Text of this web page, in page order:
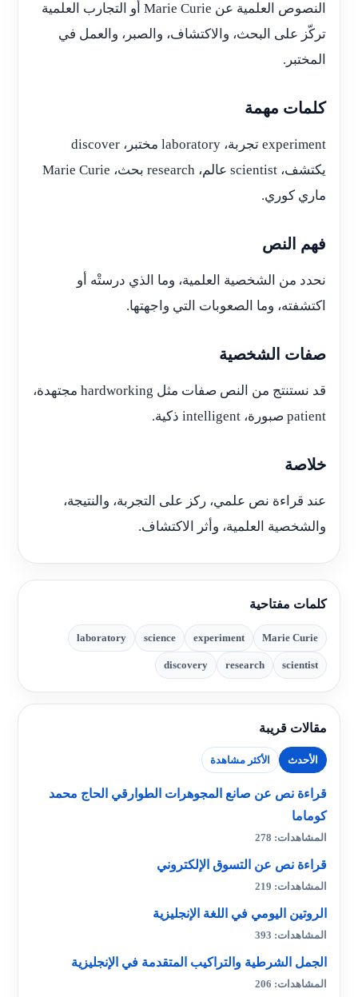
النصوص العلمية عن Marie Curie أو التجارب العلمية
تركّز على البحث، والاكتشاف، والصبر، والعمل في
المختبر.
كلمات مهمة
experiment تجربة، laboratory مختبر، discover
يكتشف، scientist عالم، research بحث، Marie Curie
ماري كوري.
فهم النص
نحدد من الشخصية العلمية، وما الذي درستْه أو
اكتشفته، وما الصعوبات التي واجهتها.
صفات الشخصية
قد نستنتج من النص صفات مثل hardworking مجتهدة،
patient صبورة، intelligent ذكية.
خلاصة
عند قراءة نص علمي، ركز على التجربة، والنتيجة،
والشخصية العلمية، وأثر الاكتشاف.
كلمات مفتاحية
Marie Curie
experiment
science
laboratory
scientist
research
discovery
مقالات قريبة
الأحدث الأكثر مشاهدة
قراءة نص عن صانع المجوهرات الطوارقي الحاج محمد
كوماما
المشاهدات: 278
قراءة نص عن التسوق الإلكتروني
المشاهدات: 219
الروتين اليومي في اللغة الإنجليزية
المشاهدات: 393
الجمل الشرطية والتراكيب المتقدمة في الإنجليزية
المشاهدات: 206